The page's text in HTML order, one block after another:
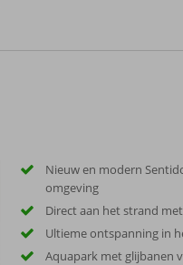
Nieuw en modern
omgeving
Direct aan het strand
Ultieme ontspanning in
Aquapark met glijbanen